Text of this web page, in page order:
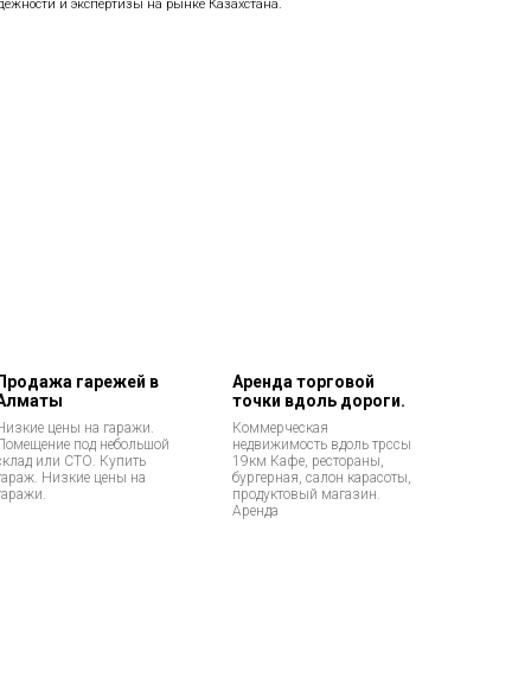
и экспертизы на рынке Казахстана.
Продажа гарежей в
цены на гаражи.
под небольшой
или СТО. Купить
Низкие цены на
Аренда торговой
точки вдоль дороги.
Коммерческая
недвижимость вдоль трссы
19км Кафе, рестораны,
бургерная, салон карасоты,
продуктовый магазин.
Аренда